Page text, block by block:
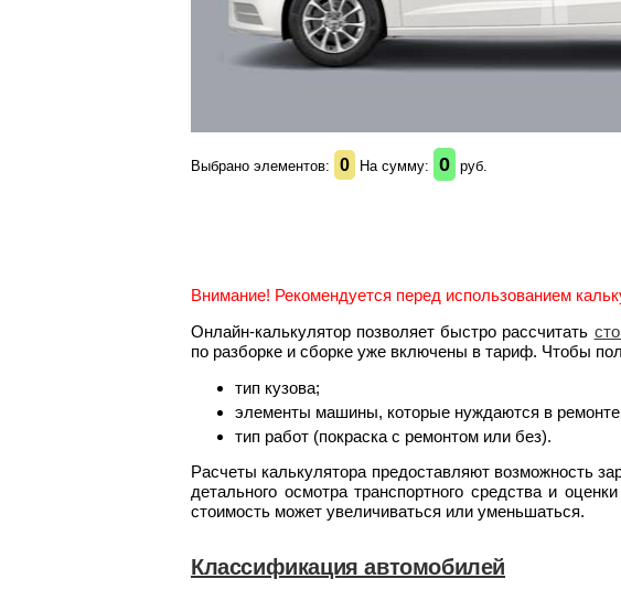
Выбрано элементов: 0 На сумму: 0 руб.
Внимание! Рекомендуется перед использованием
Онлайн-калькулятор позволяет быстро рассчитать
по разборке и сборке уже включены в тариф. Чтобы
тип кузова;
элементы машины, которые нуждаются в
тип работ (покраска с ремонтом или без).
Расчеты калькулятора предоставляют возможность
детального осмотра транспортного средства и
стоимость может увеличиваться или уменьшаться.
Классификация автомобилей